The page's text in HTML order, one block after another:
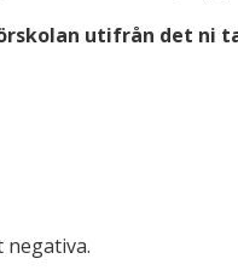
utifrån det ni
negativa.